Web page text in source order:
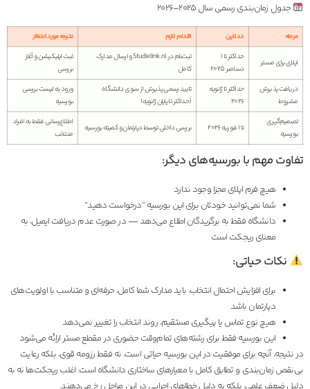
جدول زمان‌بندی رسمی سال ۲۰۲۵–۲۰۲۶
مرحله ددلاین اقدام لازم نتیجه مورد انتظار
اپلای برای مستر
حداکثر تا ۱
دسامبر ۲۰۲۵
ثبت‌نام در Studielink.nl و ارسال مدارک
کامل
ثبت اپلیکیشن و آغاز
بررسی
دریافت پذیرش
مشروط
حداکثر تا ژانویه
۲۰۲۶
تایید رسمی پذیرش از سوی دانشگاه
(حداکثر تا پایان ژانویه)
ورود به لیست بررسی
بورسیه
تصمیم‌گیری
بورسیه
تا ۱ فوریه ۲۰۲۶ بررسی داخلی توسط دپارتمان و کمیته بورسیه
اطلاع‌رسانی فقط به افراد
منتخب
تفاوت مهم با بورسیه‌های دیگر:
هیچ فرم اپلای مجزا وجود ندارد
شما نمی‌توانید خودتان برای این بورسیه “درخواست دهید”
دانشگاه فقط به برگزیدگان اطلاع می‌دهد — در صورت عدم دریافت ایمیل، به
معنای ریجکت است
نکات حیاتی:
برای افزایش احتمال انتخاب، باید مدارک شما کامل، حرفه‌ای و متناسب با اولویت‌های
دپارتمان باشد
هیچ نوع تماس یا پیگیری مستقیم، روند انتخاب را تغییر نمی‌دهد
این بورسیه فقط برای رشته‌های تمام‌وقت حضوری در مقطع مستر ارائه می‌شود
در نتیجه، آنچه برای موفقیت در این بورسیه حیاتی است، نه فقط رزومه قوی، بلکه رعایت
بی‌نقص زمان‌بندی و تطابق کامل با معیارهای ساختاری دانشگاه است. اغلب ریجکت‌ها نه به